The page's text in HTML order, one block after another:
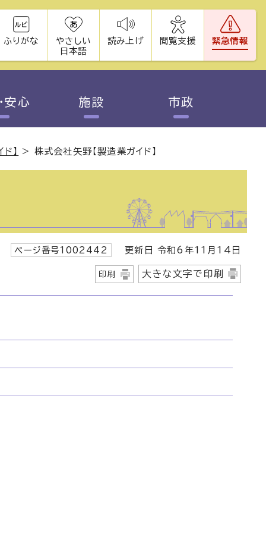
ふりがな
やさしい
日本語
読み上げ 閲覧支援 緊急情報
安心 施設 市政
】 > 株式会社矢野【製造業ガイド】
ページ番号1002442 更新日 令和6年11月14日
印刷 大きな文字で印刷